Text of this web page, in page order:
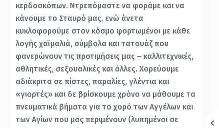
κερδοσκόπων. Ντρεπόμαστε να φοράμε και να
κάνουμε το Σταυρό μας, ενώ άνετα
κυκλοφορούμε στον κόσμο φορτωμένοι με κάθε
λογής χαϊμαλιά, σύμβολα και τατουάζ που
φανερώνουν τις προτιμήσεις μας – καλλιτεχνικές,
αθλητικές, σεξουαλικές και άλλες. Χορεύουμε
αδιάκριτα σε πίστες, παραλίες, γλέντια και
«γιορτές» και δε βρίσκουμε χρόνο να μάθουμε τα
πνευματικά βήματα για το χορό των Αγγέλων και
των Αγίων που μας περιμένουν (λυπημένοι σε